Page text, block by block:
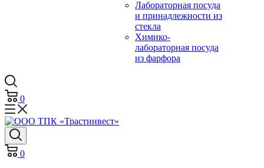
Лабораторная посуда
и принадлежности из
стекла
Химико-
лабораторная посуда
из фарфора
0
0